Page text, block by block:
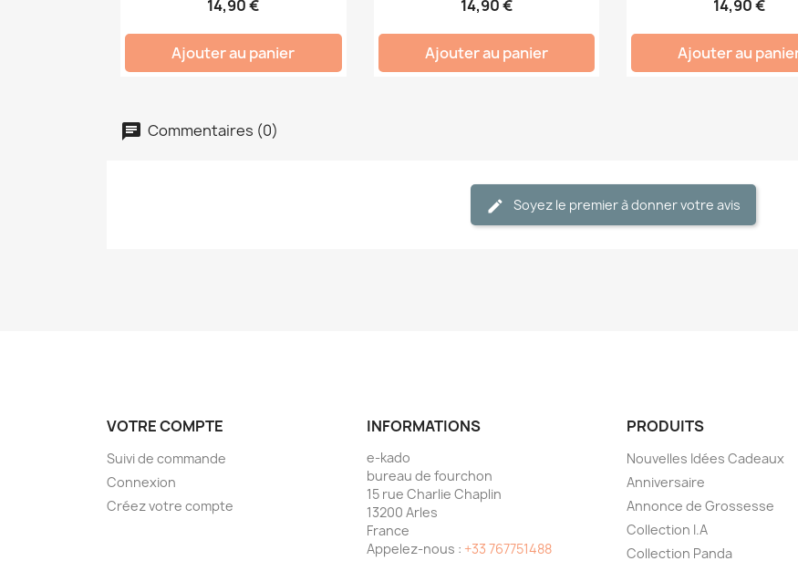
14,90 €
Ajouter au panier
14,90 €
Ajouter au panier
14,90 €
Ajouter au
Commentaires (0)
Soyez le premier à donner votre avis
VOTRE COMPTE
Suivi de commande
Connexion
Créez votre compte
INFORMATIONS
e-kado
bureau de fourchon
15 rue Charlie Chaplin
13200 Arles
France
Appelez-nous : +33 767751488
PRODUITS
Nouvelles Idées Cadeaux
Anniversaire
Annonce de Grossesse
Collection I.A
Collection Panda